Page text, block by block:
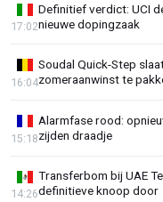
Definitief verdict: UCI
nieuwe dopingzaak
17:02
Soudal Quick-Step
zomeraanwinst te
16:04
Alarmfase rood:
zijden draadje
15:18
Transferbom bij UAE
definitieve knoop door
14:26